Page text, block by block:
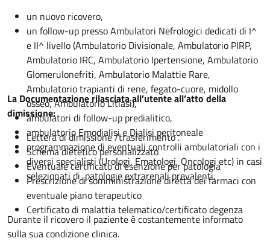
un nuovo ricovero,
un follow-up presso Ambulatori Nefrologici dedicati di I^
e II^ livello (Ambulatorio Divisionale, Ambulatorio PIRP,
Ambulatorio IRC, Ambulatorio Ipertensione, Ambulatorio
Glomerulonefriti, Ambulatorio Malattie Rare,
Ambulatorio trapianti di rene, fegato-cuore, midollo
osseo, Ambulatorio Litiasi),
ambulatori di follow-up predialitico,
ambulatorio Emodialisi e Dialisi peritoneale
programmazione di eventuali controlli ambulatoriali con i
diversi specialisti (Urologi, Ematologi, Oncologi etc) in casi
selezionati di patologie extrarenali prevalenti.
La Documentazione rilasciata all’utente all’atto della
dimissione:
Lettera di dimissione /trasferimento .
Schema dietetico personalizzato
Eventuale certificato di esenzione per patologia
Prescrizione di somministrazione diretta dei farmaci con
eventuale piano terapeutico
Certificato di malattia telematico/certificato degenza
Durante il ricovero il paziente è costantemente informato
sulla sua condizione clinica.